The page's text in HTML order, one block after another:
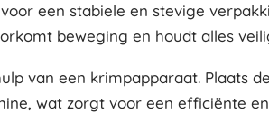
een stabiele en stevige
beweging en houdt alles
van een krimpapparaat. Plaats
wat zorgt voor een efficiënte